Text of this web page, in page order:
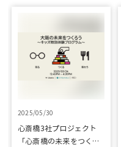
2025/05/30
心斎橋3社プロジェクト
「心斎橋の未来をつくろ